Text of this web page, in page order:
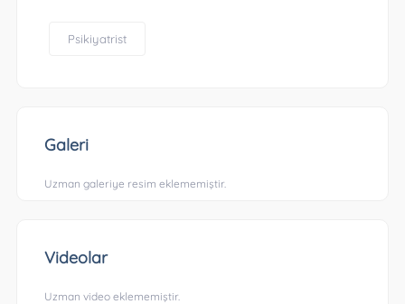
Psikiyatrist
Galeri
Uzman galeriye resim eklememiştir.
Videolar
Uzman video eklememiştir.